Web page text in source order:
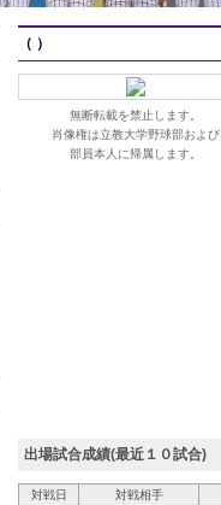
（ ）
無断転載を禁止します。
肖像権は立教大学野球部および
部員本人に帰属します。
出場試合成績(最近１０試合)
対戦日 対戦相手